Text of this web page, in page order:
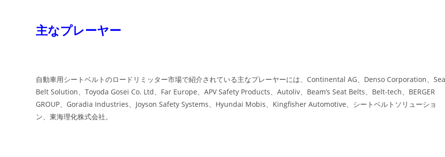
主なプレーヤー
自動車用シートベルトのロードリミッター市場で紹介されている主なプレーヤーには、Continental AG、Denso Corporation、
Belt Solution、Toyoda Gosei Co. Ltd、Far Europe、APV Safety Products、Autoliv、Beam’s Seat Belts、Belt-tech、BERGER
GROUP、Goradia Industries、Joyson Safety Systems、Hyundai Mobis、Kingfisher Automotive、シートベルトソリューショ
ン、東海理化株式会社。